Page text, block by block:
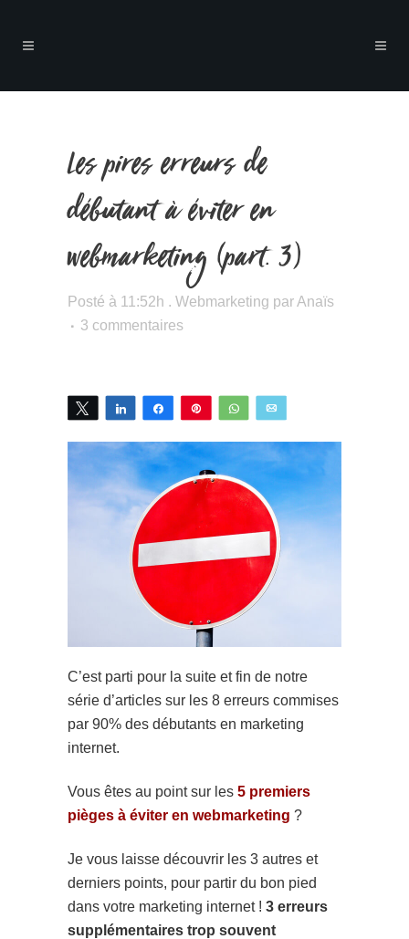
Les pires erreurs de
débutant à éviter en
webmarketing (part. 3)
Posté à 11:52h . Webmarketing parAnaïs
3 commentaires
Tweetez Partagez Partagez Épingle WhatsApp
C’est parti pour la suite et fin de notre
série d’articles sur les 8 erreurs commises
par 90% des débutants en marketing
internet.
Vous êtes au point sur les 5 premiers
pièges à éviter en webmarketing ?
Je vous laisse découvrir les 3 autres et
derniers points, pour partir du bon pied
dans votre marketing internet ! 3 erreurs
supplémentaires trop souvent